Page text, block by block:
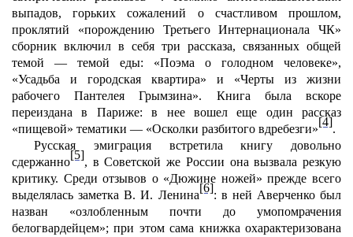
выпадов, горьких сожалений о счастливом прошлом,
проклятий «порождению Третьего Интернационала ЧК»
сборник включил в себя три рассказа, связанных общей
темой — темой еды: «Поэма о голодном человеке»,
«Усадьба и городская квартира» и «Черты из жизни
рабочего Пантелея Грымзина». Книга была вскоре
переиздана в Париже: в нее вошел еще один рассказ
«пищевой» тематики — «Осколки разбитого вдребезги»
[4]
.
Русская эмиграция встретила книгу довольно
сдержанно
[5]
, в Советской же России она вызвала резкую
критику. Среди отзывов о «Дюжине ножей» прежде всего
выделялась заметка В. И. Ленина
[6]
: в ней Аверченко был
назван «озлобленным почти до умопомрачения
белогвардейцем»; при этом сама книжка охарактеризована